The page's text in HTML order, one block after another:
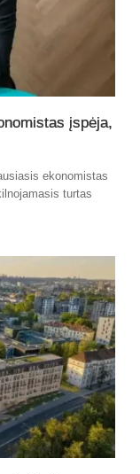
įspėja,
ekonomistas
turtas